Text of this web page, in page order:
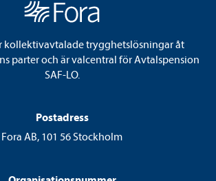
kollektivavtalade trygghetslösningar åt
parter och är valcentral för Avtalspension
SAF-LO.
Postadress
Fora AB, 101 56 Stockholm